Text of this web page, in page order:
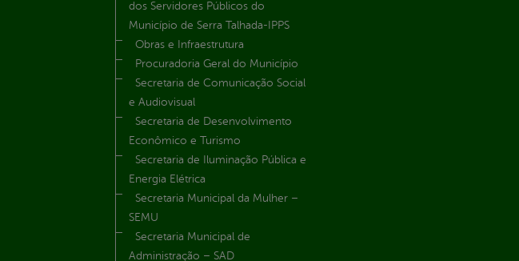
dos Servidores Públicos do
Município de Serra Talhada-IPPS
Obras e Infraestrutura
Procuradoria Geral do Município
Secretaria de Comunicação Social
e Audiovisual
Secretaria de Desenvolvimento
Econômico e Turismo
Secretaria de Iluminação Pública e
Energia Elétrica
Secretaria Municipal da Mulher –
SEMU
Secretaria Municipal de
Administração – SAD